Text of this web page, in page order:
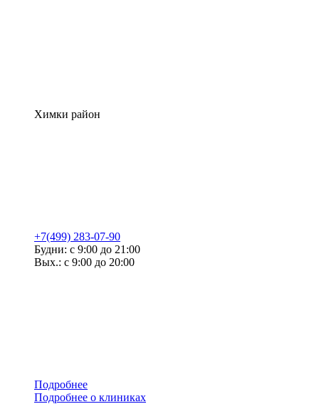
Химки район
+7(499) 283-07-90
Будни: с 9:00 до 21:00
Вых.: с 9:00 до 20:00
Подробнее
Подробнее о клиниках